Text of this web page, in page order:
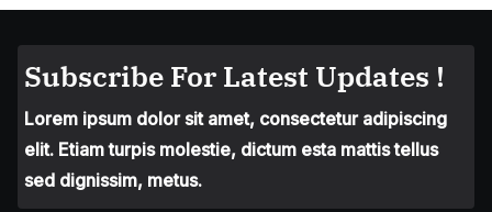
Subscribe For Latest Updates !
Lorem ipsum dolor sit amet, consectetur adipiscing
elit. Etiam turpis molestie, dictum esta mattis tellus
sed dignissim, metus.